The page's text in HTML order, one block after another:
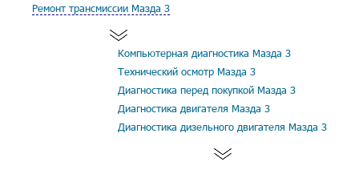
Ремонт трансмиссии Мазда 3
Компьютерная диагностика Мазда 3
Технический осмотр Мазда 3
Диагностика перед покупкой Мазда 3
Диагностика двигателя Мазда 3
Диагностика дизельного двигателя Мазда 3